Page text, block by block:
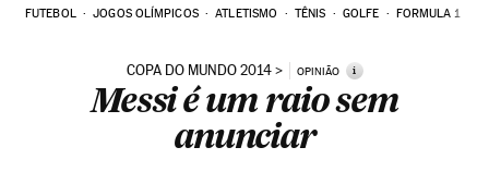
FUTEBOL JOGOS OLÍMPICOS ATLETISMO TÊNIS GOLFE FORMULA 1
COPA DO MUNDO 2014 OPINIÃO i
Messi é um raio sem
anunciar